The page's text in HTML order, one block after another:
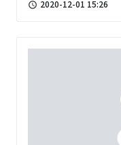
access_time 2020-12-01 15:26